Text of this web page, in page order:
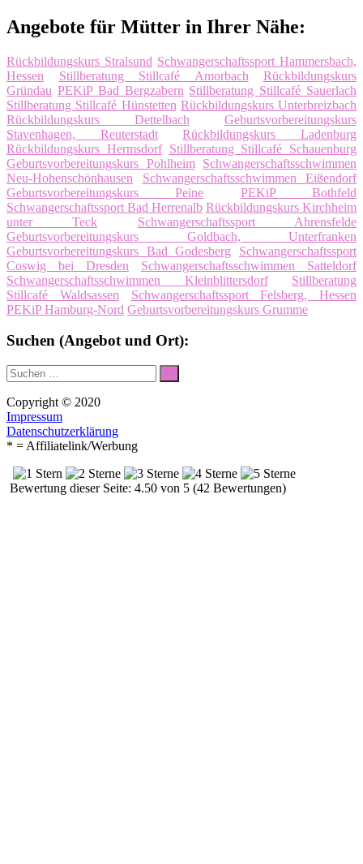
Angebote für Mütter in Ihrer Nähe:
Rückbildungskurs Stralsund Schwangerschaftssport Hammersbach,
Hessen
Stillberatung Stillcafé Amorbach
Rückbildungskurs
Gründau PEKiP Bad Bergzabern Stillberatung Stillcafé Sauerlach
Stillberatung Stillcafé Hünstetten Rückbildungskurs Unterbreizbach
Rückbildungskurs Dettelbach
Geburtsvorbereitungskurs
Stavenhagen, Reuterstadt
Rückbildungskurs Ladenburg
Rückbildungskurs Hermsdorf
Stillberatung Stillcafé Schauenburg
Geburtsvorbereitungskurs Pohlheim
Schwangerschaftsschwimmen
Neu-Hohenschönhausen
Schwangerschaftsschwimmen Eißendorf
Geburtsvorbereitungskurs Peine
PEKiP Bothfeld
Schwangerschaftssport Bad Herrenalb Rückbildungskurs Kirchheim
unter Teck
Schwangerschaftssport Ahrensfelde
Geburtsvorbereitungskurs Goldbach, Unterfranken
Geburtsvorbereitungskurs Bad Godesberg
Schwangerschaftssport
Coswig bei Dresden
Schwangerschaftsschwimmen Satteldorf
Schwangerschaftsschwimmen Kleinblittersdorf
Stillberatung
Stillcafé Waldsassen
Schwangerschaftssport Felsberg, Hessen
PEKiP Hamburg-Nord Geburtsvorbereitungskurs Grumme
Suchen (Angebot und Ort):
Suche
nach:
Suchen
Copyright © 2020
Impressum
Datenschutzerklärung
* = Affiliatelink/Werbung
Bewertung dieser Seite: 4.50 von 5 (42 Bewertungen)